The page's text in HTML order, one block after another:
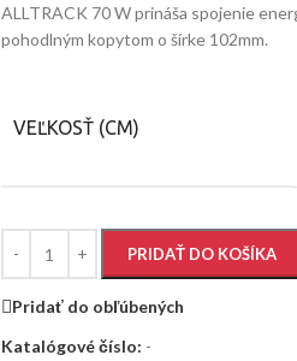
ALLTRACK 70 W prináša spojenie
pohodlným kopytom o šírke 102mm.
VEĽKOSŤ (CM)
PRIDAŤ DO KOŠÍKA
Pridať do obľúbených
Katalógové číslo: -